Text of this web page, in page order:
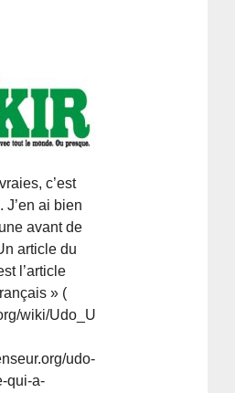
c’est
J’en ai bien
avant de
article du
l’article
» (
wiki/Udo_Ulfkotte
udo-
qui-a-